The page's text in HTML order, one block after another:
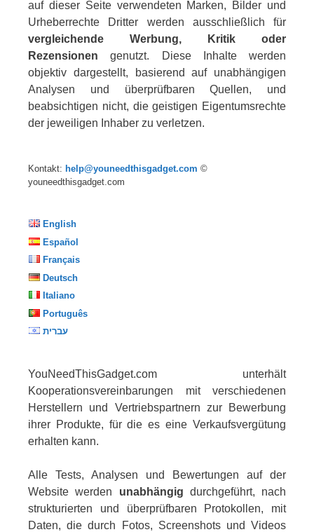
auf dieser Seite verwendeten Marken, Bilder und
Urheberrechte Dritter werden ausschließlich für
vergleichende Werbung, Kritik oder
Rezensionen genutzt. Diese Inhalte werden
objektiv dargestellt, basierend auf unabhängigen
Analysen und überprüfbaren Quellen, und
beabsichtigen nicht, die geistigen Eigentumsrechte
der jeweiligen Inhaber zu verletzen.
Kontakt: help@youneedthisgadget.com ©
youneedthisgadget.com
English
Español
Français
Deutsch
Italiano
Português
עברית
YouNeedThisGadget.com unterhält
Kooperationsvereinbarungen mit verschiedenen
Herstellern und Vertriebspartnern zur Bewerbung
ihrer Produkte, für die es eine Verkaufsvergütung
erhalten kann.
Alle Tests, Analysen und Bewertungen auf der
Website werden unabhängig durchgeführt, nach
strukturierten und überprüfbaren Protokollen, mit
Daten, die durch Fotos, Screenshots und Videos